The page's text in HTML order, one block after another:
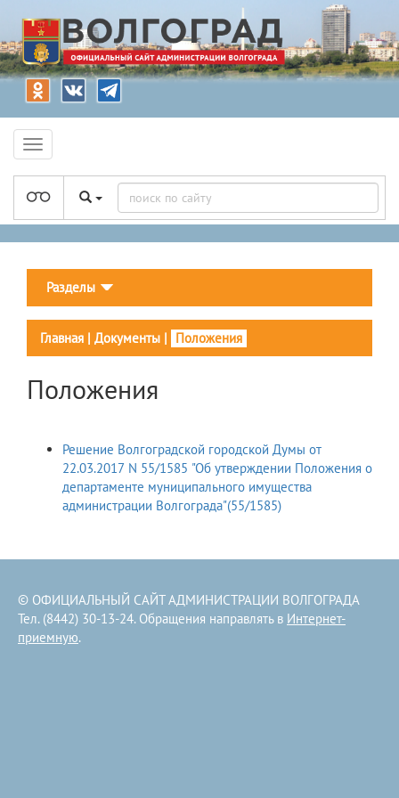
Разделы
Главная | Документы | Положения
Положения
Решение Волгоградской городской Думы от
22.03.2017 N 55/1585 "Об утверждении Положения о
департаменте муниципального имущества
администрации Волгограда"(55/1585)
© ОФИЦИАЛЬНЫЙ САЙТ АДМИНИСТРАЦИИ ВОЛГОГРАДА
Тел. (8442) 30-13-24. Обращения направлять в Интернет-
приемную.